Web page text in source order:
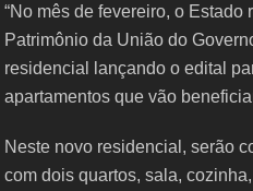
“No mês de fevereiro, o
Patrimônio da União do
residencial lançando o edital
apartamentos que vão
Neste novo residencial, serão
com dois quartos, sala,